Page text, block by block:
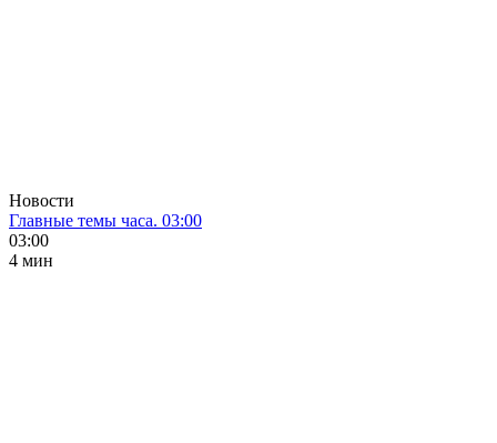
Новости
Главные темы часа. 03:00
03:00
4 мин